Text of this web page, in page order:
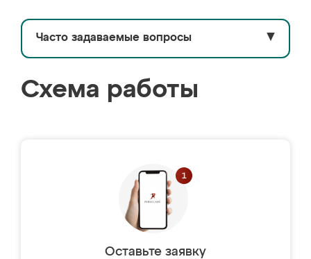
Часто задаваемые вопросы ▼
Схема работы
Оставьте заявку